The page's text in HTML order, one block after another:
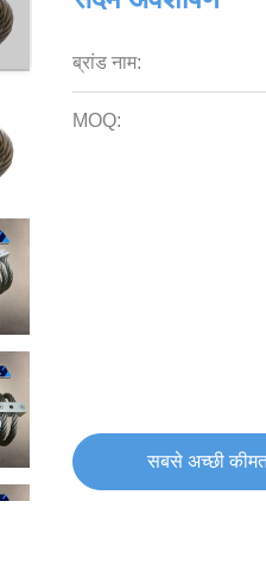
ब्रांड नाम:
MOQ:
सबसे अच्छी कीमत